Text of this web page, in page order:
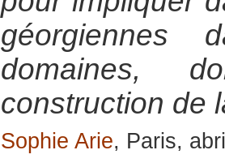
géorgiennes
domaines,
construction de
Sophie Arie, Paris,